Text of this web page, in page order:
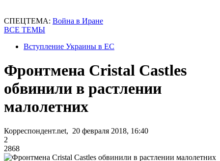
СПЕЦТЕМА: Война в Иране
ВСЕ ТЕМЫ
Вступление Украины в ЕС
Фронтмена Cristal Castles
обвинили в растлении
малолетних
Корреспондент.net, 20 февраля 2018, 16:40
2
2868